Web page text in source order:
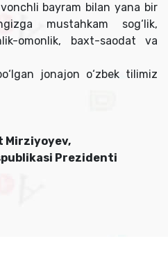
bayram bilan yana bir
mustahkam sog‘lik,
omonlik, baxt-saodat va
jonajon o‘zbek tilimiz
Mirziyoyev,
Prezidenti